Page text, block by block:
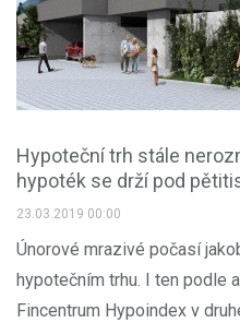
Hypoteční trh stále
hypoték se drží pod
23.03.2019 00:00
Únorové mrazivé počasí
hypotečním trhu. I ten podle
Fincentrum Hypoindex v